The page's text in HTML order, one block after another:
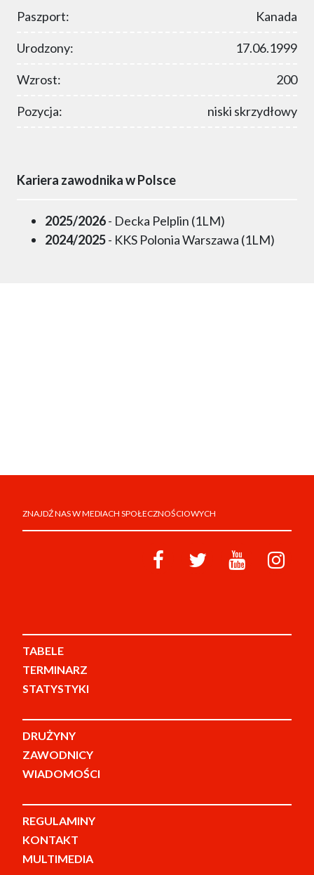
Paszport: Kanada
Urodzony: 17.06.1999
Wzrost: 200
Pozycja: niski skrzydłowy
Kariera zawodnika w Polsce
2025/2026- Decka Pelplin (1LM)
2024/2025- KKS Polonia Warszawa (1LM)
ZNAJDŹ NAS W MEDIACH SPOŁECZNOŚCIOWYCH
TABELE
TERMINARZ
STATYSTYKI
DRUŻYNY
ZAWODNICY
WIADOMOŚCI
REGULAMINY
KONTAKT
MULTIMEDIA